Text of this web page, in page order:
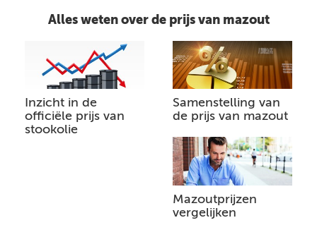
Alles weten over de prijs van mazout
Inzicht in de
officiële prijs van
stookolie
Samenstelling van
de prijs van mazout
Mazoutprijzen
vergelijken